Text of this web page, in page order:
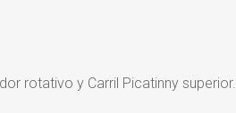
rotativo y Carril Picatinny superior.